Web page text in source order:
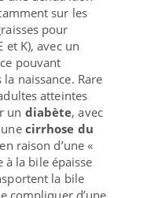
sur les
pour
et K), avec un
pouvant
naissance. Rare
atteintes
un diabète, avec
cirrhose du
raison d’une «
la bile épaisse
la bile
compliquer d’une